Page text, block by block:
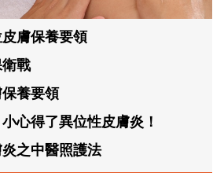
膚保養要領
戰
養要領
心得了異位性皮膚炎！
之中醫照護法